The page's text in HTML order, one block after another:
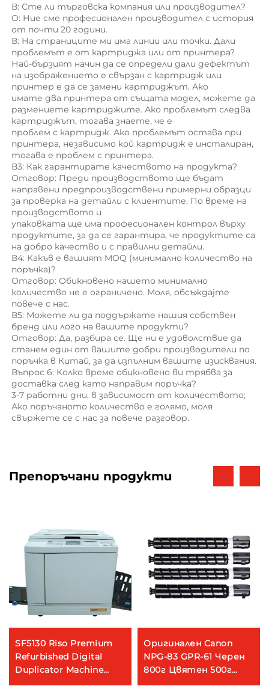
В: Сте ли търговска компания или производител?
O: Ние сме професионален производител с история
от почти 20 години.
В: На страниците ми има линии или точки. Дали
проблемът е от картриджa или от принтерa?
Най-бързият начин да се определи дали дефектът
на изображението е свързан с картридж или
принтер е да се замени картриджът. Ако
имате два принтера от същата модел, можете да
размениете картриджите. Ако проблемът следва
картриджът, тогава знаете, че е
проблем с картридж. Ако проблемът остава при
принтера, независимо кой картридж е инсталиран,
тогава е проблем с принтера.
В3: Как гарантирате качеството на продукта?
Отговор: Преди производството ще бъдат
направени предпроизводствени примерни образци
за проверка на детайли с клиентите. По време на
производството и
упаковката ще има професионален контрол върху
продуктите, за да се гарантира, че продуктите са
на добро качество и с правилни детайли.
В4: Какъв е вашият MOQ (минимално количество на
поръчка)?
Отговор: Обикновено нашето минимално
количество не е ограничено. Моля, обсъждајте
повече с нас.
В5: Можете ли да поддържате нашия собствен
бренд или лого на вашите продукти?
Отговор: Да, разбира се. Ще ни е удоволствие да
станем един от вашите добри производители по
Въпрос 6: Колко време обикновено ви трябва за
доставка след като направим поръчка?
3-7 работни дни, в зависимост от количеството;
Ако поръчаното количество е голямо, моля
свържете се с нас за повече разговор.
Препоръчани продукти
SF5130 Riso Premium
Refurbished Digital
Duplicator Machine
Printers and Scanner
Оригинален Canon
NPG-83 GPR-61 Черен
800г Цвятен 500г
Картридж за тонър